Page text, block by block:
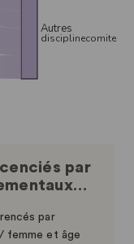
par
par
femme et âge